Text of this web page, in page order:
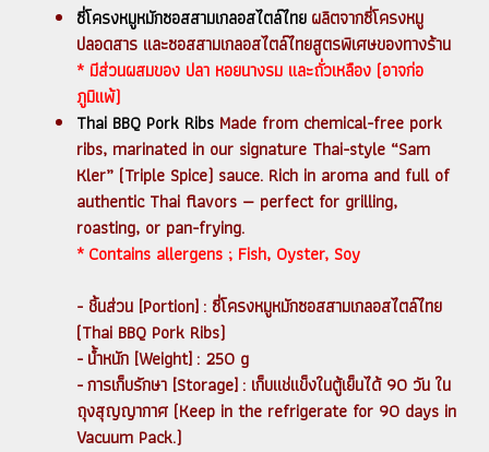
ซี่โครงหมูหมักซอสสามเกลอสไตล์ไทย ผลิตจากซี่โครงหมู
ปลอดสาร และซอสสามเกลอสไตล์ไทยสูตรพิเศษของทางร้าน
* มีส่วนผสมของ ปลา หอยนางรม และถั่วเหลือง (อาจก่อ
ภูมิแพ้)
Thai BBQ Pork Ribs Made from chemical-free pork
ribs, marinated in our signature Thai-style “Sam
Kler” (Triple Spice) sauce. Rich in aroma and full of
authentic Thai flavors — perfect for grilling,
roasting, or pan-frying.
* Contains allergens ; Fish, Oyster, Soy
- ชิ้นส่วน [Portion] : ซี่โครงหมูหมักซอสสามเกลอสไตล์ไทย
(Thai BBQ Pork Ribs)
- น้ำหนัก [Weight] : 250 g
- การเก็บรักษา [Storage] : เก็บแช่แข็งในตู้เย็นได้ 90 วัน ใน
ถุงสุญญากาศ (Keep in the refrigerate for 90 days in
Vacuum Pack.)